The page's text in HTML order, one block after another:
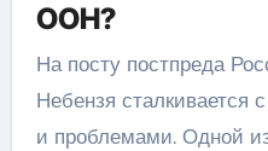
ООН?
На посту постпреда
Небензя сталкивается
и проблемами. Одной